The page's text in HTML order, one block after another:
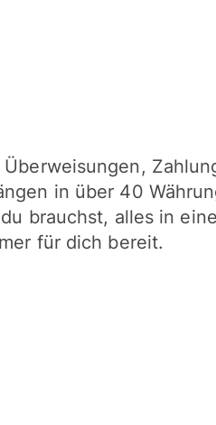
in über 40
brauchst, alles in
für dich bereit.